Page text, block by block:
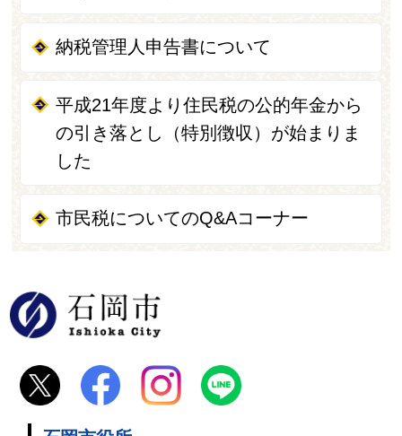
納税管理人申告書について
平成21年度より住民税の公的年金から
の引き落とし（特別徴収）が始まりま
した
市民税についてのQ&Aコーナー